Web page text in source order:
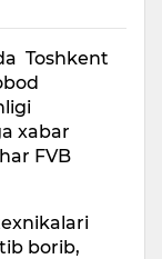
Toshkent
xabar
FVB
borib,